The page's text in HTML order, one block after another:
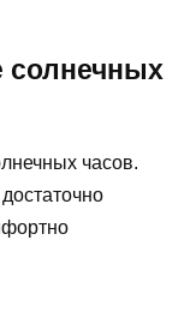
солнечных
часов.